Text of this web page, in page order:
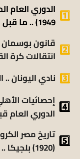
1949) .. ما قبل البداية
قانون بوسمان
انتقالات كرة
نادي اليونان
إحصائيات
الدوري العام قبل
(1920) بلجيكا .. من هنا كانت البداية